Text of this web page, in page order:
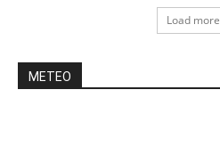
Load more
METEO